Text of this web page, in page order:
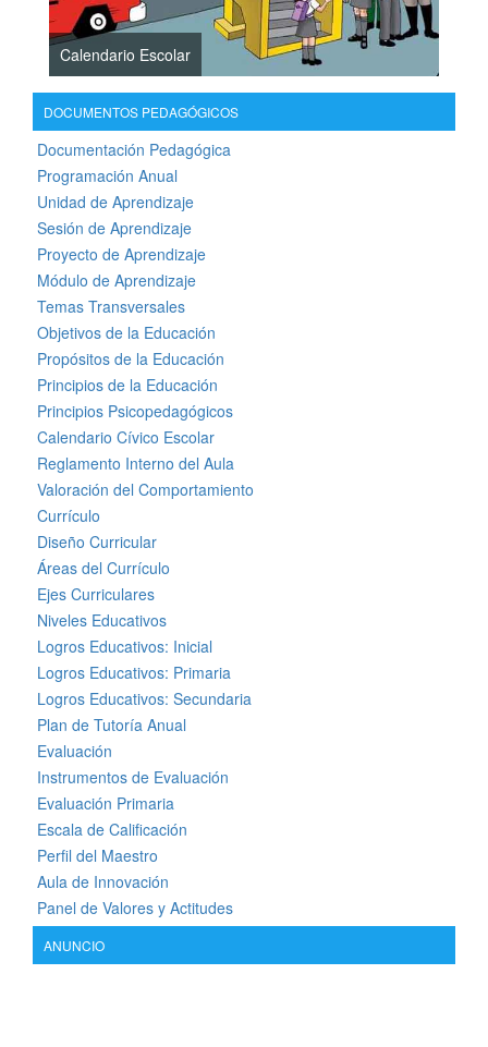
Calendario Escolar
DOCUMENTOS PEDAGÓGICOS
Documentación Pedagógica
Programación Anual
Unidad de Aprendizaje
Sesión de Aprendizaje
Proyecto de Aprendizaje
Módulo de Aprendizaje
Temas Transversales
Objetivos de la Educación
Propósitos de la Educación
Principios de la Educación
Principios Psicopedagógicos
Calendario Cívico Escolar
Reglamento Interno del Aula
Valoración del Comportamiento
Currículo
Diseño Curricular
Áreas del Currículo
Ejes Curriculares
Niveles Educativos
Logros Educativos: Inicial
Logros Educativos: Primaria
Logros Educativos: Secundaria
Plan de Tutoría Anual
Evaluación
Instrumentos de Evaluación
Evaluación Primaria
Escala de Calificación
Perfil del Maestro
Aula de Innovación
Panel de Valores y Actitudes
ANUNCIO